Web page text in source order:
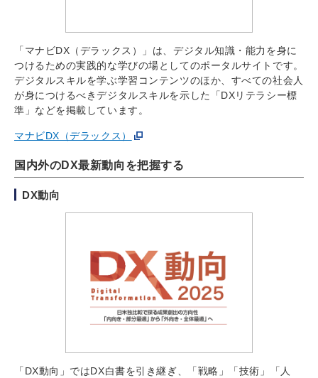
「マナビDX（デラックス）」は、デジタル知識・能力を身に
つけるための実践的な学びの場としてのポータルサイトです。
デジタルスキルを学ぶ学習コンテンツのほか、すべての社会人
が身につけるべきデジタルスキルを示した「DXリテラシー標
準」などを掲載しています。
マナビDX （デラックス）
国内外のDX最新動向を把握する
DX動向
「DX動向」ではDX白書を引き継ぎ、「戦略」「技術」「人